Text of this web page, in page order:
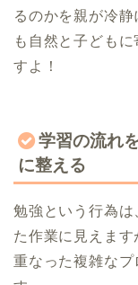
るのかを親が冷
も自然と子ども
すよ！
学習の流れ
に整える
勉強という行為
た作業に見えま
重なった複雑なプ